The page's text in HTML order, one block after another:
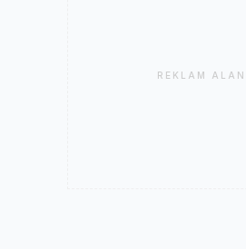
REKLAM ALANI